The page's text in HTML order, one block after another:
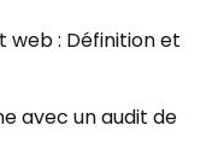
: Définition et
avec un audit de